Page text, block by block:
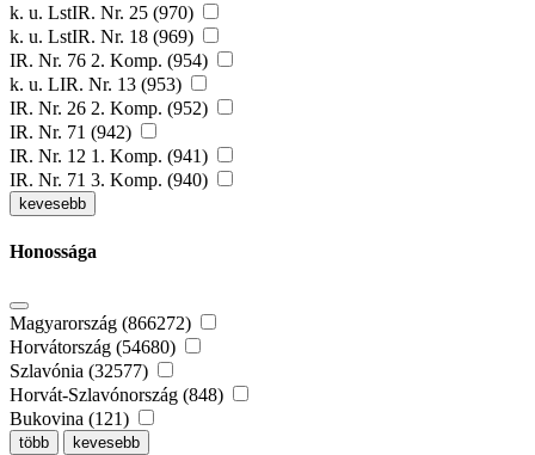
k. u. LstIR. Nr. 25 (970)
k. u. LstIR. Nr. 18 (969)
IR. Nr. 76 2. Komp. (954)
k. u. LIR. Nr. 13 (953)
IR. Nr. 26 2. Komp. (952)
IR. Nr. 71 (942)
IR. Nr. 12 1. Komp. (941)
IR. Nr. 71 3. Komp. (940)
kevesebb
Honossága
Magyarország (866272)
Horvátország (54680)
Szlavónia (32577)
Horvát-Szlavónország (848)
Bukovina (121)
több kevesebb